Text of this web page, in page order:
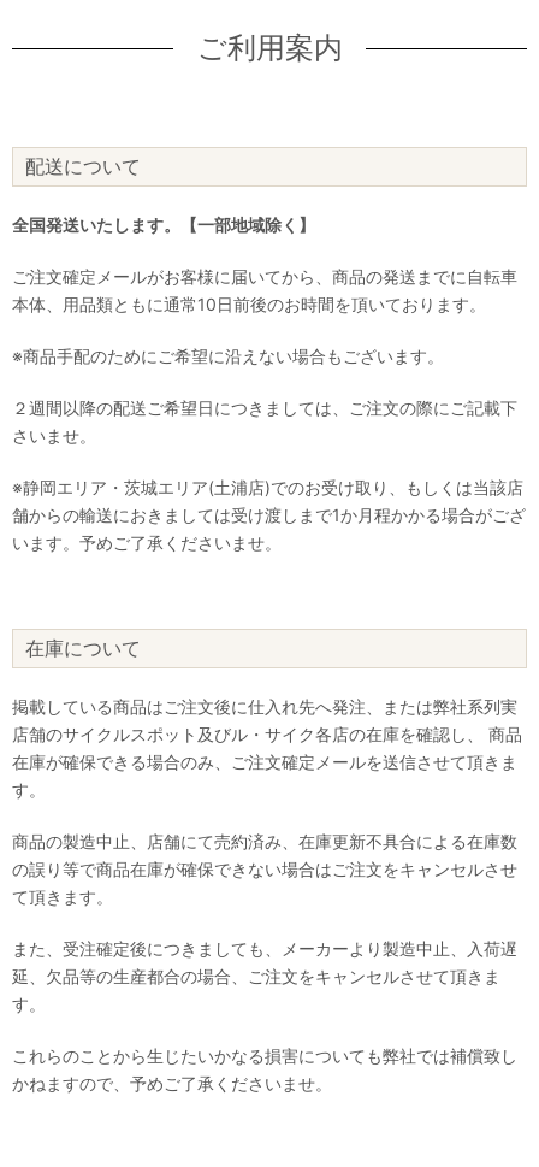
ご利用案内
配送について
全国発送いたします。【一部地域除く】
ご注文確定メールがお客様に届いてから、商品の発送までに自転車
本体、用品類ともに通常10日前後のお時間を頂いております。
※商品手配のためにご希望に沿えない場合もございます。
２週間以降の配送ご希望日につきましては、ご注文の際にご記載下
さいませ。
※静岡エリア・茨城エリア(土浦店)でのお受け取り、もしくは当該店
舗からの輸送におきましては受け渡しまで1か月程かかる場合がござ
います。予めご了承くださいませ。
在庫について
掲載している商品はご注文後に仕入れ先へ発注、または弊社系列実
店舗のサイクルスポット及びル・サイク各店の在庫を確認し、 商品
在庫が確保できる場合のみ、ご注文確定メールを送信させて頂きま
す。
商品の製造中止、店舗にて売約済み、在庫更新不具合による在庫数
の誤り等で商品在庫が確保できない場合はご注文をキャンセルさせ
て頂きます。
また、受注確定後につきましても、メーカーより製造中止、入荷遅
延、欠品等の生産都合の場合、ご注文をキャンセルさせて頂きま
す。
これらのことから生じたいかなる損害についても弊社では補償致し
かねますので、予めご了承くださいませ。